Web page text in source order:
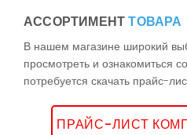
Связь по
+7(727) 2-
+7(727) 2-
+7(776)
+7(747)
АССОРТИМЕНТТОВАРА
В нашем магазине широкий
просмотреть и ознакомиться
потребуется скачать прайс-
ПРАЙС-ЛИСТ